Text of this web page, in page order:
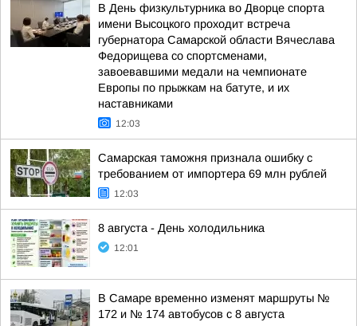
В День физкультурника во Дворце спорта
имени Высоцкого проходит встреча
губернатора Самарской области Вячеслава
Федорищева со спортсменами,
завоевавшими медали на чемпионате
Европы по прыжкам на батуте, и их
наставниками
12:03
Самарская таможня признала ошибку с
требованием от импортера 69 млн рублей
12:03
8 августа - День холодильника
12:01
В Самаре временно изменят маршруты №
172 и № 174 автобусов с 8 августа